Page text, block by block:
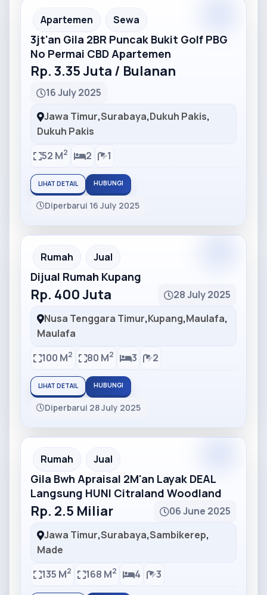
Partner Ad
Apartemen Sewa
3jt'an Gila 2BR Puncak Bukit Golf PBG
No Permai CBD Apartemen
Rp. 3.35 Juta / Bulanan
16 July 2025
Jawa Timur,Surabaya,Dukuh Pakis,
Dukuh Pakis
52 M2 2 1
LIHAT DETAIL HUBUNGI
Diperbarui 16 July 2025
Partner Ad
Rumah Jual
Dijual Rumah Kupang
Rp. 400 Juta
28 July 2025
Nusa Tenggara Timur,Kupang,Maulafa,
Maulafa
100 M2 80 M2 3 2
LIHAT DETAIL HUBUNGI
Diperbarui 28 July 2025
Partner Ad
Rumah Jual
Gila Bwh Apraisal 2M'an Layak DEAL
Langsung HUNI Citraland Woodland
Rp. 2.5 Miliar
06 June 2025
Jawa Timur,Surabaya,Sambikerep,
Made
135 M2 168 M2 4 3